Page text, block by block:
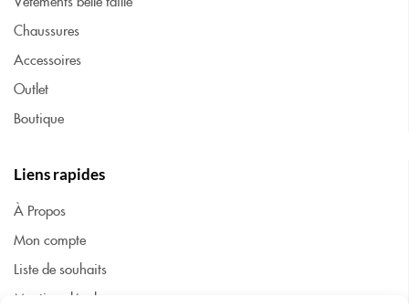
Chaussures
Accessoires
Outlet
Boutique
Liens rapides
À Propos
Mon compte
Liste de souhaits
Mentions légales